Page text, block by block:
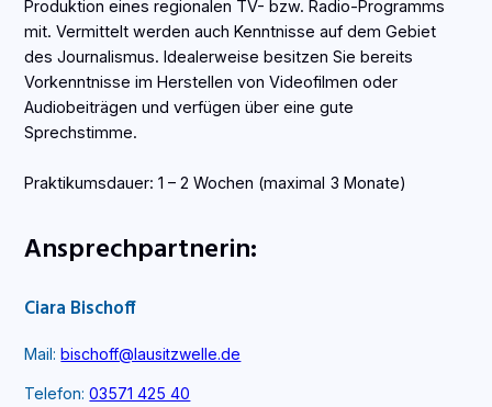
Produktion eines regionalen TV- bzw. Radio-Programms
mit. Vermittelt werden auch Kenntnisse auf dem Gebiet
des Journalismus. Idealerweise besitzen Sie bereits
Vorkenntnisse im Herstellen von Videofilmen oder
Audiobeiträgen und verfügen über eine gute
Sprechstimme.
Praktikumsdauer: 1 – 2 Wochen (maximal 3 Monate)
Ansprechpartnerin:
Ciara Bischoff
Mail:bischoff@lausitzwelle.de
Telefon:03571 425 40